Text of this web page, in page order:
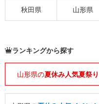
秋田県 山形県
ランキングから探す
山形県の夏休み人気夏祭り